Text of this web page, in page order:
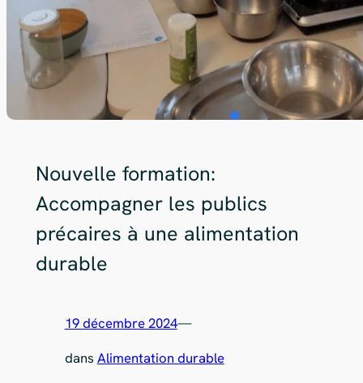
Nouvelle formation:
Accompagner les publics
précaires à une alimentation
durable
19 décembre 2024—
dans Alimentation durable